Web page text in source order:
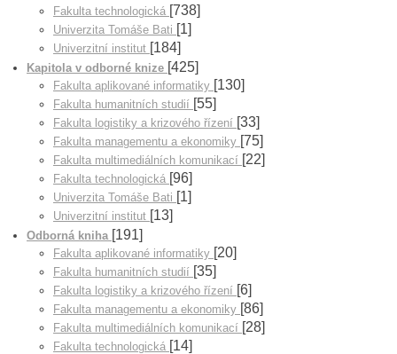
Fakulta technologická [738]
Univerzita Tomáše Bati [1]
Univerzitní institut [184]
Kapitola v odborné knize [425]
Fakulta aplikované informatiky [130]
Fakulta humanitních studií [55]
Fakulta logistiky a krizového řízení [33]
Fakulta managementu a ekonomiky [75]
Fakulta multimediálních komunikací [22]
Fakulta technologická [96]
Univerzita Tomáše Bati [1]
Univerzitní institut [13]
Odborná kniha [191]
Fakulta aplikované informatiky [20]
Fakulta humanitních studií [35]
Fakulta logistiky a krizového řízení [6]
Fakulta managementu a ekonomiky [86]
Fakulta multimediálních komunikací [28]
Fakulta technologická [14]